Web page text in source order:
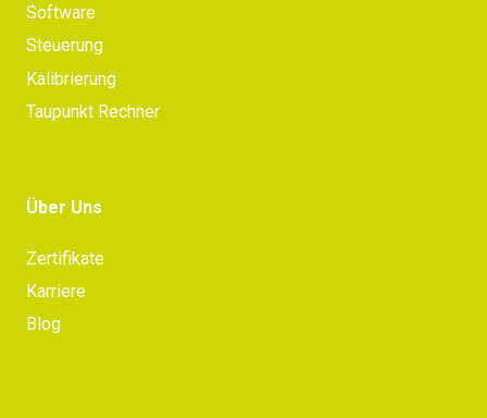
Software
Steuerung
Kalibrierung
Taupunkt Rechner
Über Uns
Zertifikate
Karriere
Blog